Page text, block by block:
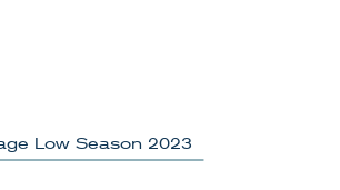
Low Season 2023